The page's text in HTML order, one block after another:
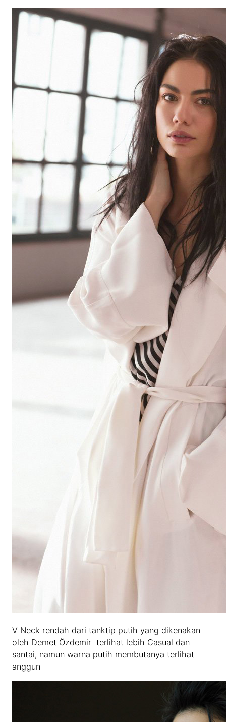
V Neck rendah dari tanktip putih yang dikenakan
oleh Demet Özdemir terlihat lebih Casual dan
santai, namun warna putih membutanya terlihat
anggun